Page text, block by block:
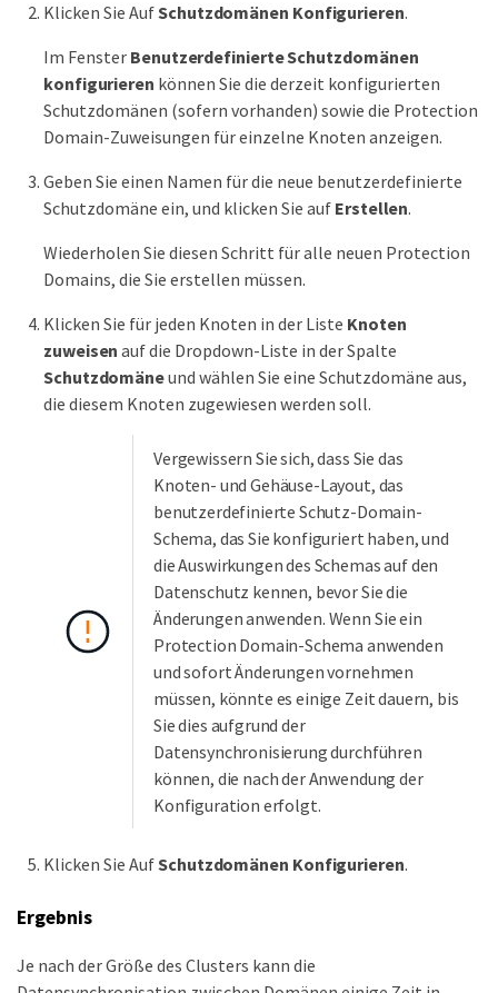
Klicken Sie AufSchutzdomänen Konfigurieren.
Im Fenster Benutzerdefinierte Schutzdomänen
konfigurieren können Sie die derzeit konfigurierten
Schutzdomänen (sofern vorhanden) sowie die Protection
Domain-Zuweisungen für einzelne Knoten anzeigen.
Geben Sie einen Namen für die neue benutzerdefinierte
Schutzdomäne ein, und klicken Sie auf Erstellen.
Wiederholen Sie diesen Schritt für alle neuen Protection
Domains, die Sie erstellen müssen.
Klicken Sie für jeden Knoten in der Liste Knoten
zuweisen auf die Dropdown-Liste in der Spalte
Schutzdomäneund wählen Sie eine Schutzdomäne aus,
die diesem Knoten zugewiesen werden soll.
Vergewissern Sie sich, dass Sie das
Knoten- und Gehäuse-Layout, das
benutzerdefinierte Schutz-Domain-
Schema, das Sie konfiguriert haben, und
die Auswirkungen des Schemas auf den
Datenschutz kennen, bevor Sie die
Änderungen anwenden. Wenn Sie ein
Protection Domain-Schema anwenden
und sofort Änderungen vornehmen
müssen, könnte es einige Zeit dauern, bis
Sie dies aufgrund der
Datensynchronisierung durchführen
können, die nach der Anwendung der
Konfiguration erfolgt.
Klicken Sie AufSchutzdomänen Konfigurieren.
Ergebnis
Je nach der Größe des Clusters kann die